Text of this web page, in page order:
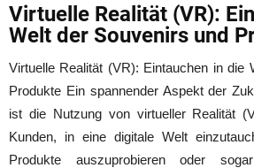
Virtuelle Realität (VR):
Welt der Souvenirs und
Virtuelle Realität (VR): Eintauchen in die
Produkte Ein spannender Aspekt der
ist die Nutzung von virtueller Realität
Kunden, in eine digitale Welt
Produkte auszuprobieren oder